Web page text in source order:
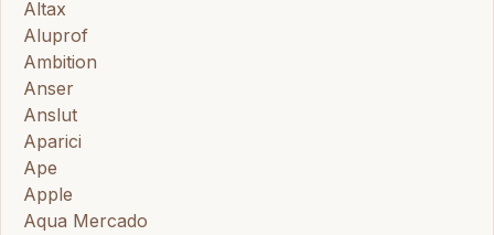
Altax
Aluprof
Ambition
Anser
Anslut
Aparici
Ape
Apple
Aqua Mercado